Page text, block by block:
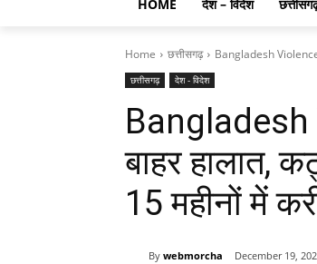
HOME देश – विदेश
Home छत्तीसगढ़ Bangladesh
छत्तीसगढ़ देश - विदेश
बाहर हालात,
15 महीनों में
By webmorcha December 19,